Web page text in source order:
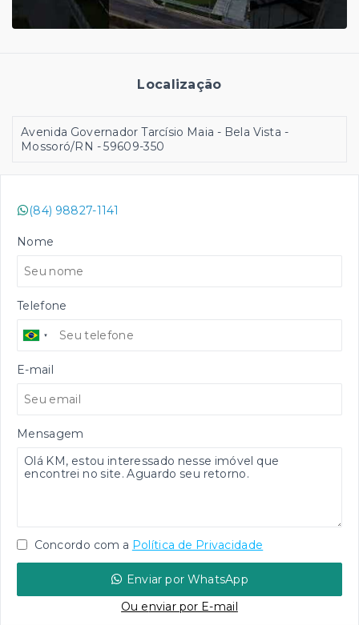
Localização
Avenida Governador Tarcísio Maia - Bela Vista -
Mossoró/RN - 59609-350
(84) 98827-1141
Nome
Telefone
E-mail
Mensagem
Concordo com a Política de Privacidade
Enviar por WhatsApp
Ou enviar por E-mail